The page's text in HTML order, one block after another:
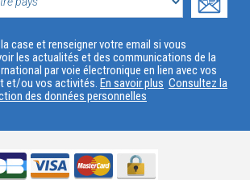
case et renseigner votre email si vous
les actualités et des communications de la
par voie électronique en lien avec vos
et/ou vos activités. En savoir plus Consultez la
des données personnelles